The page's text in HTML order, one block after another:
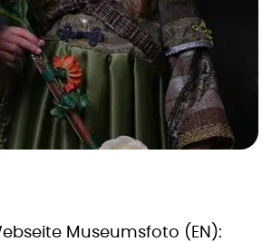
Museumsfoto (EN):